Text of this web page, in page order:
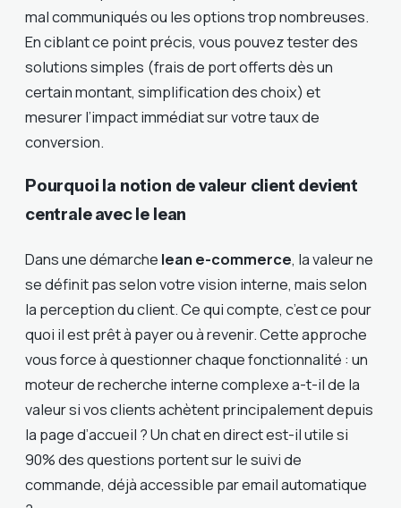
mal communiqués ou les options trop nombreuses.
En ciblant ce point précis, vous pouvez tester des
solutions simples (frais de port offerts dès un
certain montant, simplification des choix) et
mesurer l’impact immédiat sur votre taux de
conversion.
Pourquoi la notion de valeur client devient
centrale avec le lean
Dans une démarche lean e-commerce, la valeur ne
se définit pas selon votre vision interne, mais selon
la perception du client. Ce qui compte, c’est ce pour
quoi il est prêt à payer ou à revenir. Cette approche
vous force à questionner chaque fonctionnalité : un
moteur de recherche interne complexe a-t-il de la
valeur si vos clients achètent principalement depuis
la page d’accueil ? Un chat en direct est-il utile si
90% des questions portent sur le suivi de
commande, déjà accessible par email automatique